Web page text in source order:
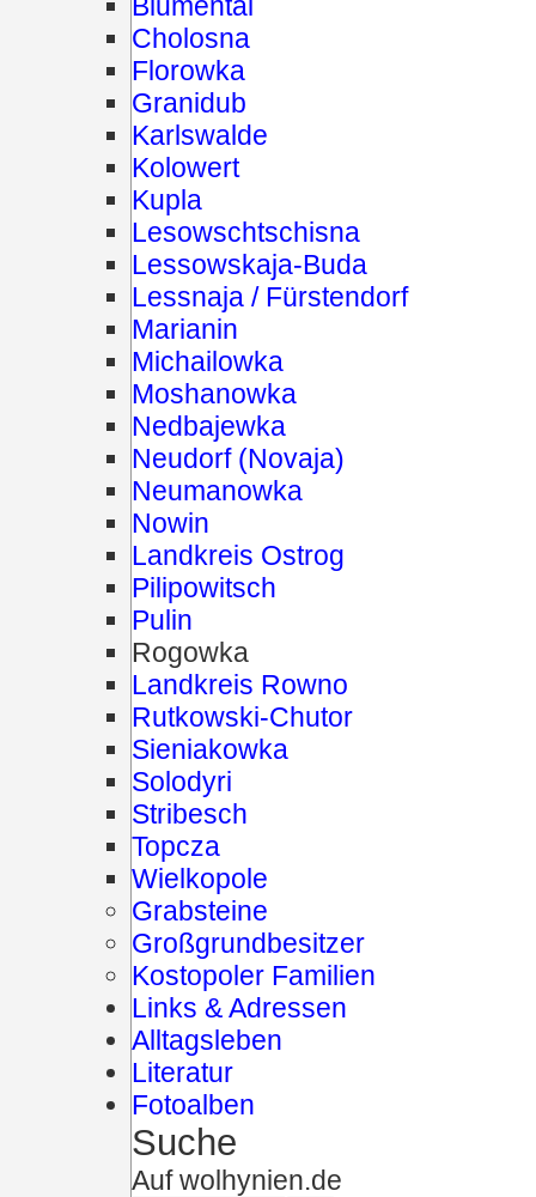
Cholosna
Florowka
Granidub
Karlswalde
Kolowert
Kupla
Lesowschtschisna
Lessowskaja-Buda
Lessnaja / Fürstendorf
Marianin
Michailowka
Moshanowka
Nedbajewka
Neudorf (Novaja)
Neumanowka
Nowin
Landkreis Ostrog
Pilipowitsch
Pulin
Rogowka
Landkreis Rowno
Rutkowski-Chutor
Sieniakowka
Solodyri
Stribesch
Topcza
Wielkopole
Grabsteine
Großgrundbesitzer
Kostopoler Familien
Links & Adressen
Alltagsleben
Literatur
Fotoalben
Suche
Auf wolhynien.de